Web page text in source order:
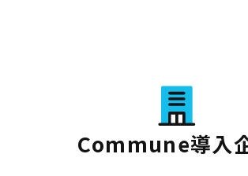
Commune導入